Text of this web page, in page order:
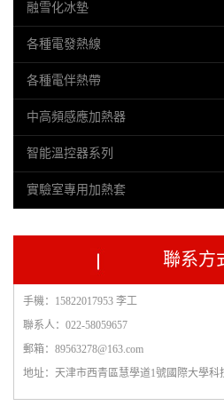
融雪化冰墊
各種電發熱線
各種電伴熱帶
中高頻感應加熱器
智能溫控器系列
實驗室專用加熱套
聯系方
手機：15822017953 李工
聯系人：022-58059657
郵箱：89563278@163.com
地址：天津市西青區慧學道1號國際大學科